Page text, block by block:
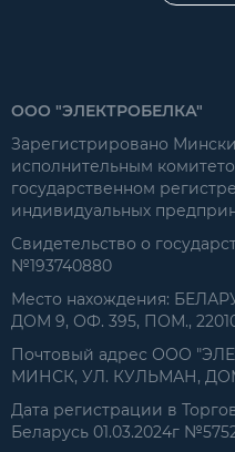
ООО "ЭЛЕКТРОБЕЛКА"
Зарегистрировано
исполнительным
государственном
индивидуальных
Свидетельство о
№193740880
Место нахождения:
ДОМ 9, ОФ. 395, ПОМ.,
Почтовый адрес ООО
МИНСК, УЛ. КУЛЬМАН,
Дата регистрации в
Беларусь 01.03.2024г